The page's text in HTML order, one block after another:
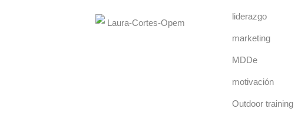
liderazgo
marketing
MDDe
motivación
Outdoor training